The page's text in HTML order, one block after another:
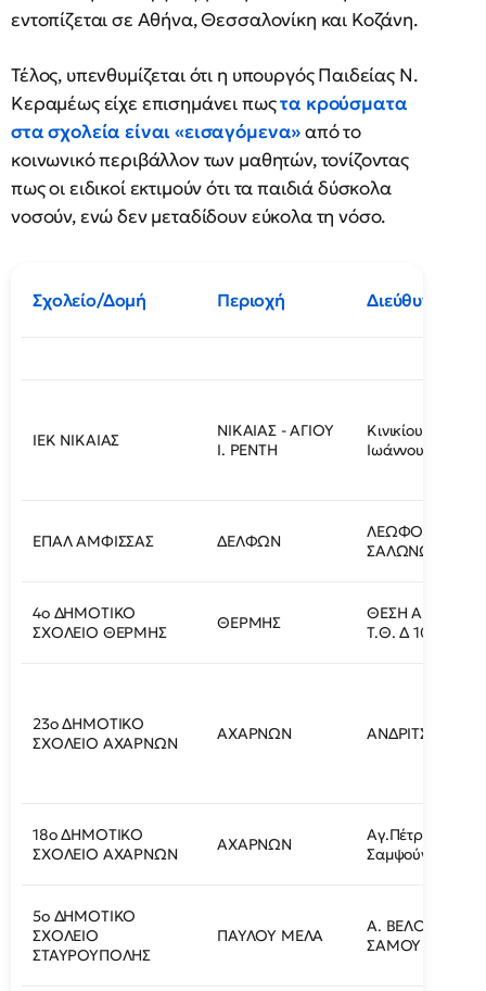
εντοπίζεται σε Αθήνα, Θεσσαλονίκη και Κοζάνη.
Τέλος, υπενθυμίζεται ότι η υπουργός Παιδείας Ν.
Κεραμέως είχε επισημάνει πωςτα κρούσματα
στα σχολεία είναι «εισαγόμενα»από το
κοινωνικό περιβάλλον των μαθητών, τονίζοντας
πως οι ειδικοί εκτιμούν ότι τα παιδιά δύσκολα
νοσούν, ενώ δεν μεταδίδουν εύκολα τη νόσο.
Σχολείο/Δομή Περιοχή Διεύθυνση
ΙΕΚ ΝΙΚΑΙΑΣ
ΝΙΚΑΙΑΣ - ΑΓΙΟΥ
Ι. ΡΕΝΤΗ
Κινικίου 16 &
Ιωάννου
ΕΠΑΛ ΑΜΦΙΣΣΑΣ ΔΕΛΦΩΝ
ΛΕΩΦΟΡΟΣ
ΣΑΛΩΝΩΝ 48
4ο ΔΗΜΟΤΙΚΟ
ΣΧΟΛΕΙΟ ΘΕΡΜΗΣ
ΘΕΡΜΗΣ
ΘΕΣΗ
Τ.Θ. Δ 1091
23ο ΔΗΜΟΤΙΚΟ
ΣΧΟΛΕΙΟ ΑΧΑΡΝΩΝ
ΑΧΑΡΝΩΝ ΑΝΔΡΙΤΣΑΙΝΗΣ
18ο ΔΗΜΟΤΙΚΟ
ΣΧΟΛΕΙΟ ΑΧΑΡΝΩΝ
ΑΧΑΡΝΩΝ
Αγ.Πέτρου και
Σαμψούντος
5ο ΔΗΜΟΤΙΚΟ
ΣΧΟΛΕΙΟ
ΣΤΑΥΡΟΥΠΟΛΗΣ
ΠΑΥΛΟΥ ΜΕΛΑ
Α. ΒΕΛΟΥΧΙΩΤΗ
ΣΑΜΟΥ ΓΩΝΙΑ